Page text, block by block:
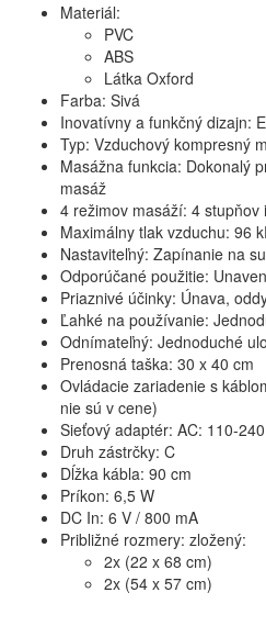
Materiál:
PVC
ABS
Látka Oxford
Farba: Sivá
Inovatívny a funkčný dizajn:
Typ: Vzduchový kompresný
Masážna funkcia: Dokonalý
masáž
4 režimov masáží: 4 stupňov
Maximálny tlak vzduchu: 96
Nastaviteľný: Zapínanie na
Odporúčané použitie:
Priaznivé účinky: Únava,
Ľahké na používanie:
Odnímateľný: Jednoduché
Prenosná taška: 30 x 40 cm
Ovládacie zariadenie s
nie sú v cene)
Sieťový adaptér: AC: 110-
Druh zástrčky: C
Dĺžka kábla: 90 cm
Príkon: 6,5 W
DC In: 6 V / 800 mA
Približné rozmery: zložený:
2x (22 x 68 cm)
2x (54 x 57 cm)